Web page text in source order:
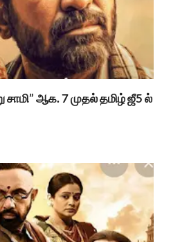
ஆக. 7 முதல் தமிழ் ஜீ5 ல்